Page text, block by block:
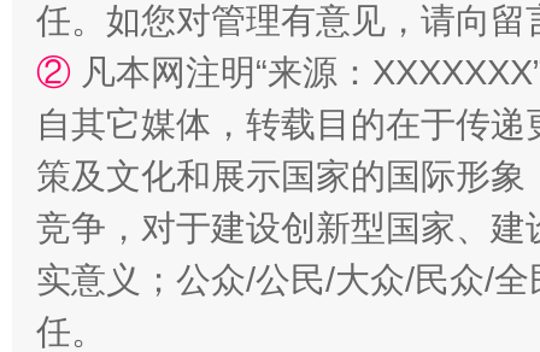
扯下公款旅游的“隐身衣” 如何以
任。如您对管理有意见，请向
② 凡本网注明“来源：
自其它媒体，转载目的在于传
策及文化和展示国家的国际形
竞争，对于建设创新型国家、
实意义；公众/公民/大众/民众/
任。